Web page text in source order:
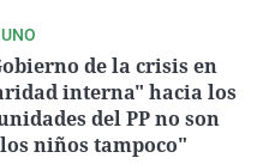
de la crisis en
interna" hacia los
del PP no son
niños tampoco"